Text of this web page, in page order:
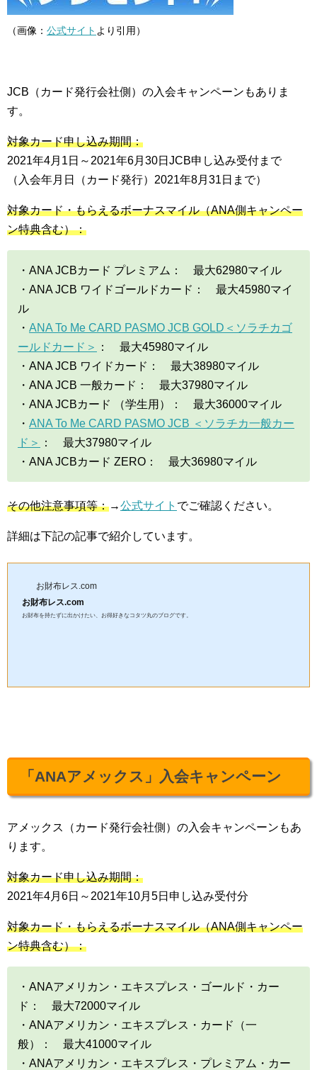
（画像： 公式サイト より引用）
JCB（カード発行会社側）の入会キャンペーンもありま
す。
対象カード申し込み期間：
2021年4月1日～2021年6月30日JCB申し込み受付まで
（入会年月日（カード発行）2021年8月31日まで）
対象カード・もらえるボーナスマイル（ANA側キャンペー
ン特典含む）：
・ANA JCBカード プレミアム： 最大62980マイル
・ANA JCB ワイドゴールドカード： 最大45980マイ
ル
・ ANA To Me CARD PASMO JCB GOLD＜ソラチカゴ
ールドカード＞
： 最大45980マイル
・ANA JCB ワイドカード： 最大38980マイル
・ANA JCB 一般カード： 最大37980マイル
・ANA JCBカード （学生用）： 最大36000マイル
・ ANA To Me CARD PASMO JCB ＜ソラチカ一般カー
ド＞
： 最大37980マイル
・ANA JCBカード ZERO： 最大36980マイル
その他注意事項等：→公式サイト でご確認ください。
詳細は下記の記事で紹介しています。
お財布レス.com
お財布レス.com
お財布を持たずに出かけたい、お得好きなコタツ丸のブログです。
「ANAアメックス」入会キャンペーン
アメックス（カード発行会社側）の入会キャンペーンもあ
ります。
対象カード申し込み期間：
2021年4月6日～2021年10月5日申し込み受付分
対象カード・もらえるボーナスマイル（ANA側キャンペー
ン特典含む）：
・ANAアメリカン・エキスプレス・ゴールド・カー
ド： 最大72000マイル
・ANAアメリカン・エキスプレス・カード（一
般）： 最大41000マイル
・ANAアメリカン・エキスプレス・プレミアム・カー